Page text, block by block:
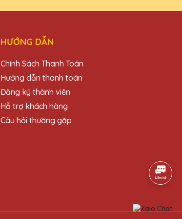
HƯỚNG DẪN
Chính Sách Thanh Toán
Hướng dẫn thanh toán
Đăng ký thành viên
Hỗ trợ khách hàng
Câu hỏi thường gặp